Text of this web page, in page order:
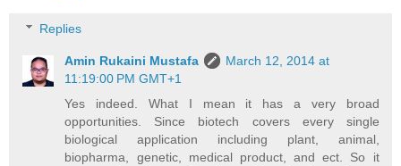
Replies
Amin Rukaini Mustafa
March 12, 2014 at
11:19:00 PM GMT+1
Yes indeed. What I mean it has a very broad
opportunities. Since biotech covers every single
biological application including plant, animal,
biopharma, genetic, medical product, and ect. So it